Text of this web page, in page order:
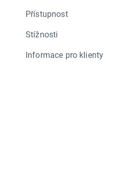
Přístupnost
Stížnosti
Informace pro klienty